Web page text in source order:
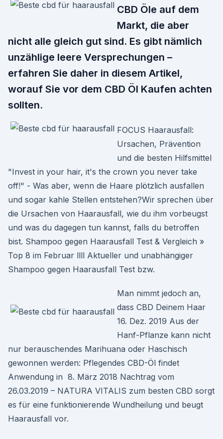
CBD Öle auf dem
Markt, die aber
nicht alle gleich gut sind. Es gibt nämlich
unzählige leere Versprechungen –
erfahren Sie daher in diesem Artikel,
worauf Sie vor dem CBD Öl Kaufen achten
sollten.
FOCUS Haarausfall:
Ursachen, Prävention
und die besten Hilfsmittel
"Invest in your hair, it's the crown you never take
off!" - Was aber, wenn die Haare plötzlich ausfallen
und sogar kahle Stellen entstehen?Wir sprechen über
die Ursachen von Haarausfall, wie du ihm vorbeugst
und was du dagegen tun kannst, falls du betroffen
bist. Shampoo gegen Haarausfall Test & Vergleich »
Top 8 im Februar llll Aktueller und unabhängiger
Shampoo gegen Haarausfall Test bzw.
Man nimmt jedoch an,
dass CBD Deinem Haar
16. Dez. 2019 Aus der
Hanf-Pflanze kann nicht
nur berauschendes Marihuana oder Haschisch
gewonnen werden: Pflegendes CBD-Öl findet
Anwendung in 8. März 2018 Nachtrag vom
26.03.2019 – NATURA VITALIS zum besten CBD sorgt
es für eine funktionierende Wundheilung und beugt
Haarausfall vor.